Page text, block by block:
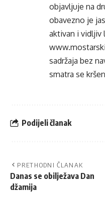
objavljuje na
obavezno je
aktivan i vidljiv
sadržaja bez
smatra se
Podijeli članak
PRETHODNI ČLANAK
Danas se obilježava Dan
džamija